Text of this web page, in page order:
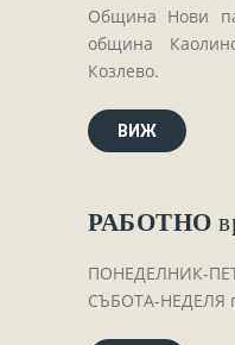
ТАКСИ
ПОЛЕЗНА
КОНТАКТИ
Община Нови
община
Козлево.
ВИЖ
РАБОТНО
ПОНЕДЕЛНИК-
СЪБОТА-НЕДЕЛЯ